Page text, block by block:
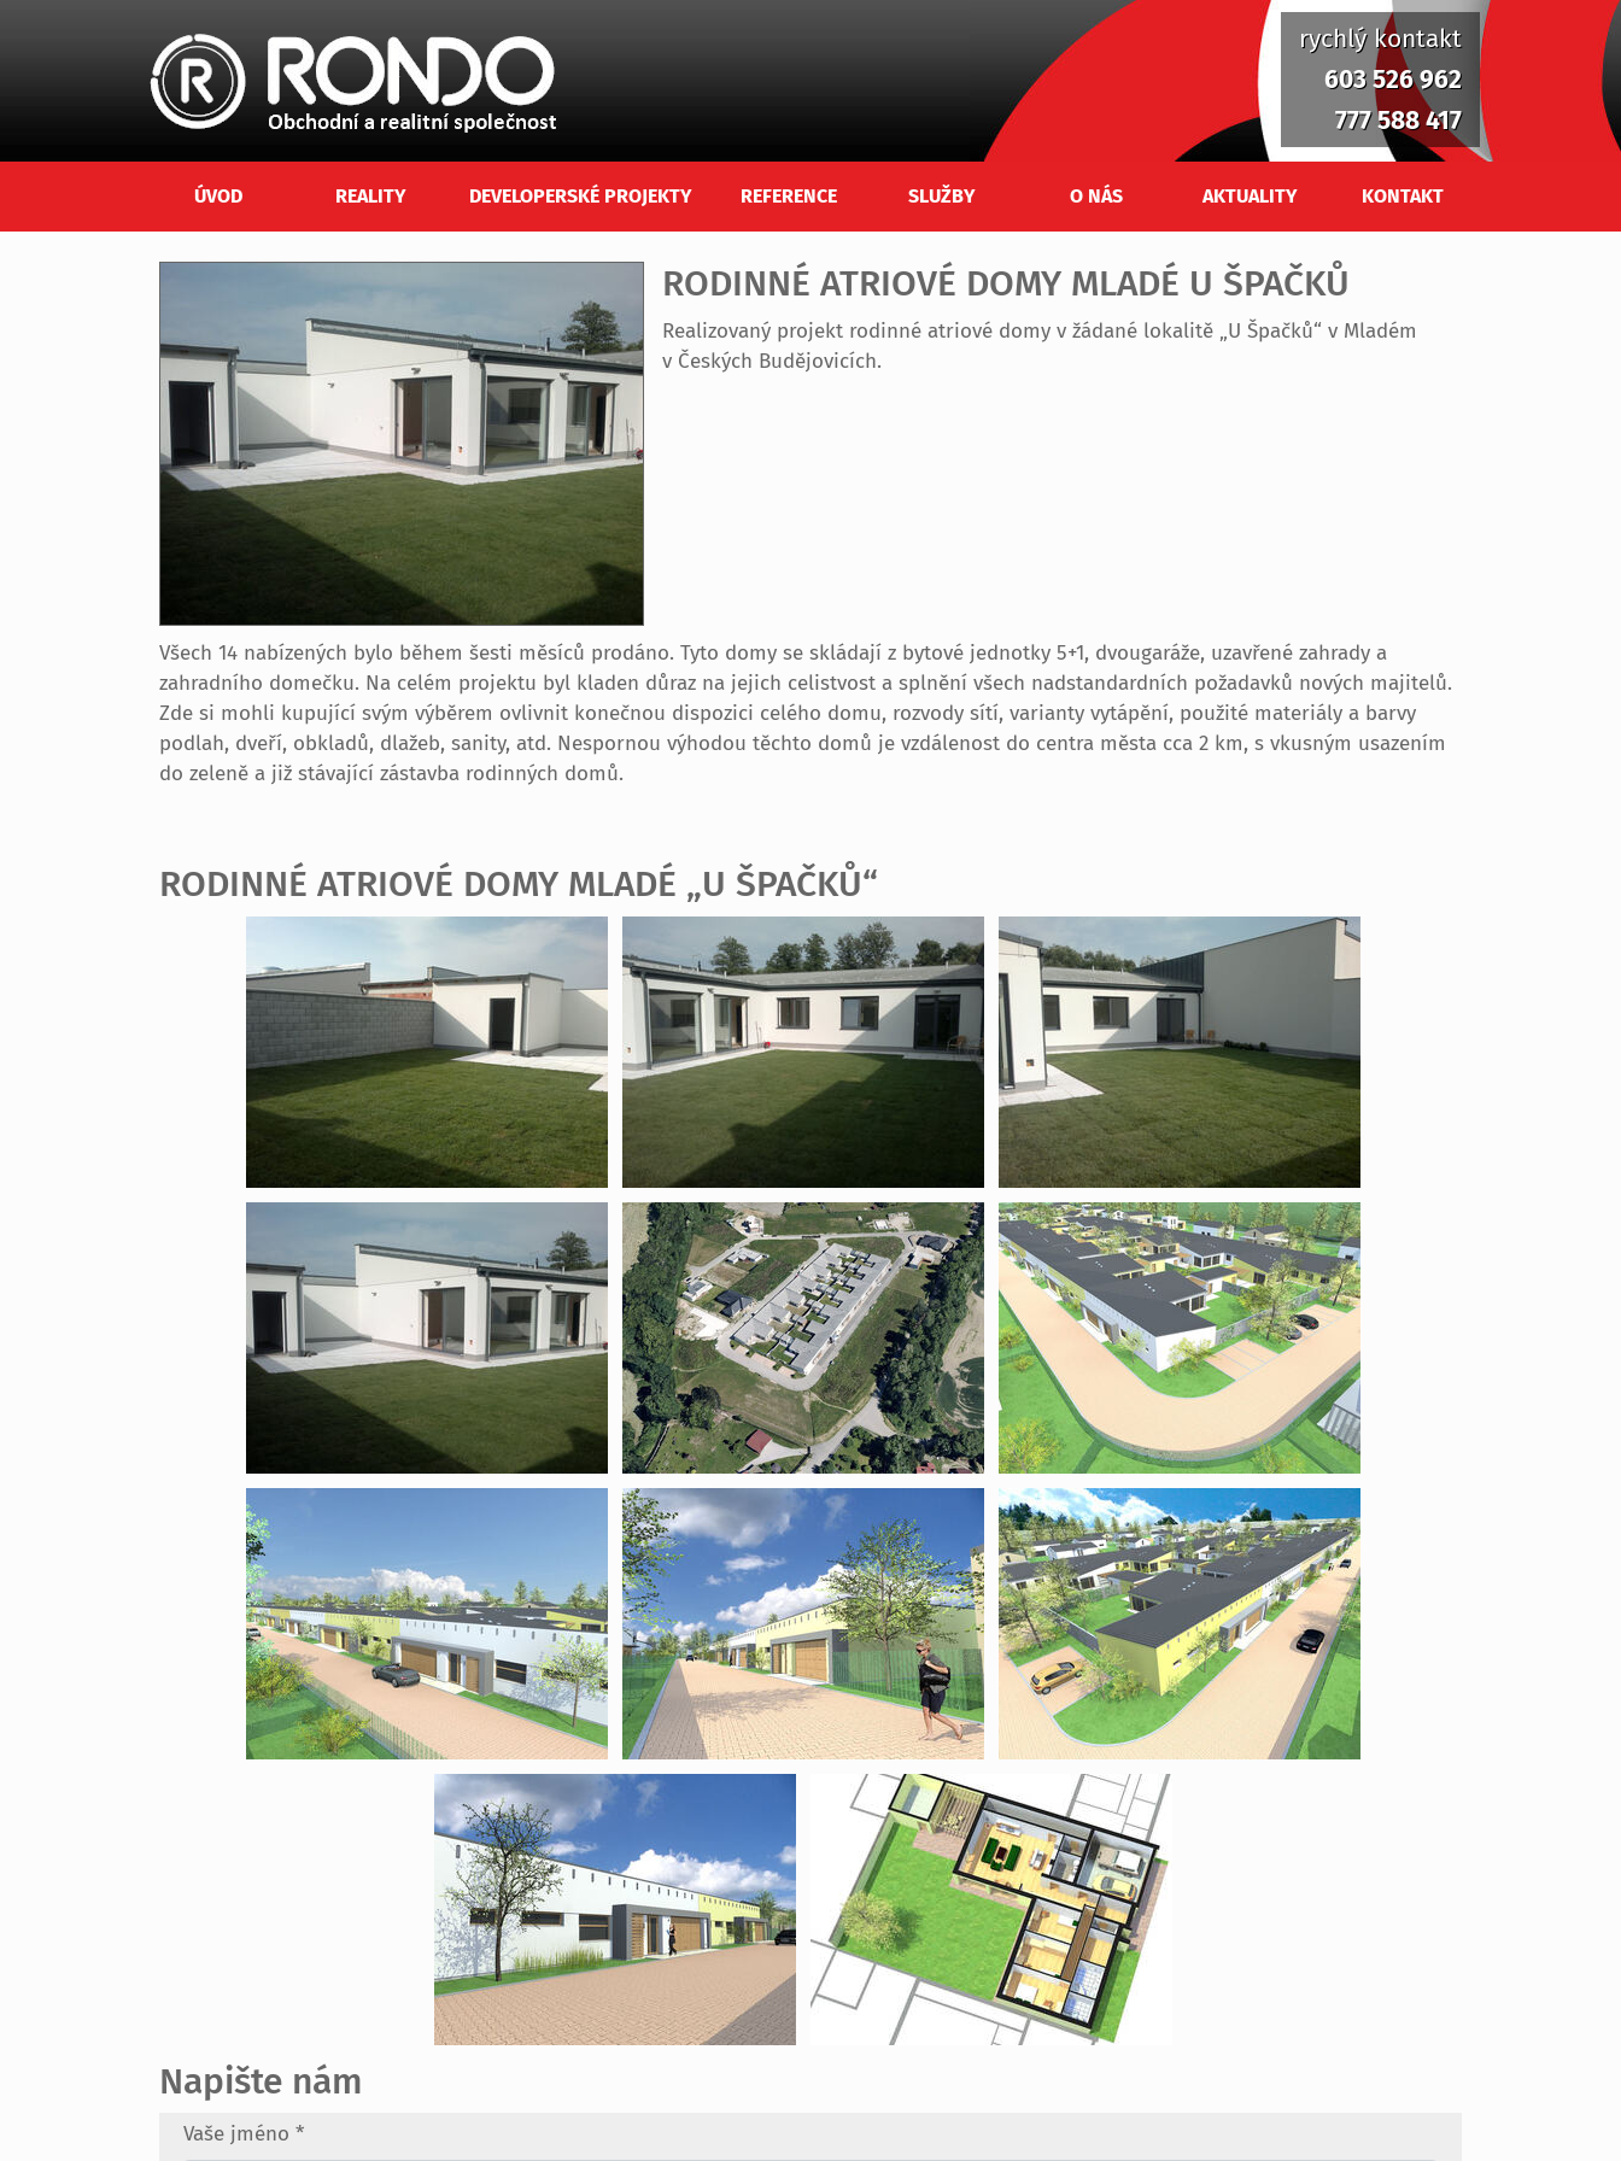
rychlý kontakt
603 526 962
777 588 417
ÚVOD REALITY DEVELOPERSKÉ PROJEKTY REFERENCE SLUŽBY O NÁS AKTUALITY KONTAKT
RODINNÉ ATRIOVÉ DOMY MLADÉ U ŠPAČKŮ
Realizovaný projekt rodinné atriové domy v žádané lokalitě „U Špačků“ v Mladém
v Českých Budějovicích.
Všech 14 nabízených bylo během šesti měsíců prodáno. Tyto domy se skládají z bytové jednotky 5+1, dvougaráže, uzavřené zahrady a
zahradního domečku. Na celém projektu byl kladen důraz na jejich celistvost a splnění všech nadstandardních požadavků nových majitelů.
Zde si mohli kupující svým výběrem ovlivnit konečnou dispozici celého domu, rozvody sítí, varianty vytápění, použité materiály a barvy
podlah, dveří, obkladů, dlažeb, sanity, atd. Nespornou výhodou těchto domů je vzdálenost do centra města cca 2 km, s vkusným usazením
do zeleně a již stávající zástavba rodinných domů.
RODINNÉ ATRIOVÉ DOMY MLADÉ „U ŠPAČKŮ“
Napište nám
Vaše jméno *